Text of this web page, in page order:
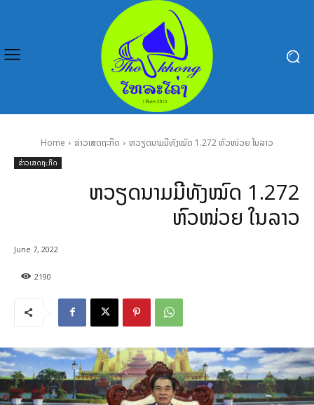
Home ຂ່າວເສດຖະກິດ ຫວຽດນາມມີທັງໝົດ 1.272 ຫົວໜ່ວຍ ໃນລາວ
ຂ່າວເສດຖະກິດ
ຫວຽດນາມມີທັງໝົດ 1.272
ຫົວໜ່ວຍ ໃນລາວ
2190
June 7, 2022